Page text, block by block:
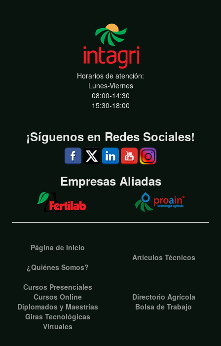
Horarios de atención:
Lunes-Viernes
08:00-14:30
15:30-18:00
¡Síguenos en Redes Sociales!
Empresas Aliadas
Página de Inicio
¿Quiénes Somos?
Artículos Técnicos
Cursos Presenciales
Cursos Online
Diplomados y Maestrías
Giras Tecnológicas
Virtuales
Directorio Agrícola
Bolsa de Trabajo